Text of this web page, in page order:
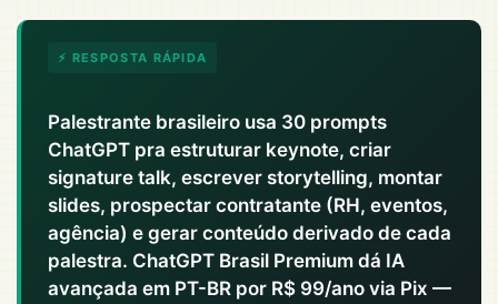
⚡ RESPOSTA RÁPIDA
Palestrante brasileiro usa 30 prompts
ChatGPT pra estruturar keynote, criar
signature talk, escrever storytelling, montar
slides, prospectar contratante (RH, eventos,
agência) e gerar conteúdo derivado de cada
palestra. ChatGPT Brasil Premium dá IA
avançada em PT-BR por R$ 99/ano via Pix —